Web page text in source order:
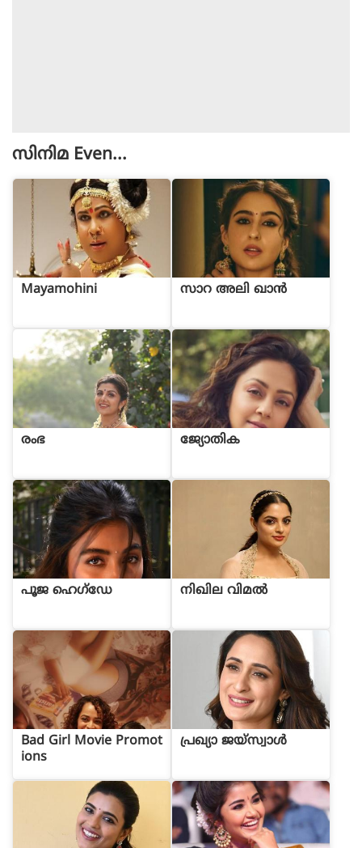
സിനിമ Even...
Mayamohini സാറ അലി ഖാൻ
രംഭ ജ്യോതിക
പൂജ ഹെഗ്ഡേ നിഖില വിമൽ
Bad Girl Movie Promot
ions
പ്രഖ്യാ ജയ്സ്വാൾ